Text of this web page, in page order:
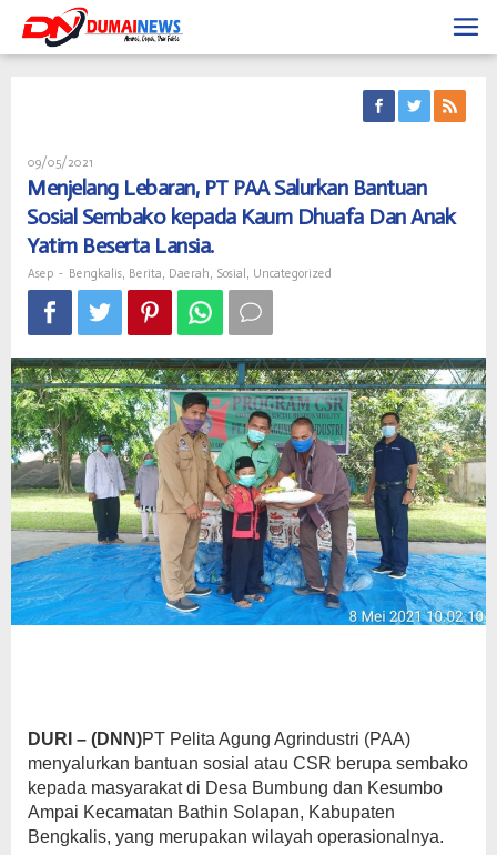
09/05/2021
Menjelang Lebaran, PT PAA Salurkan Bantuan
Sosial Sembako kepada Kaum Dhuafa Dan Anak
Yatim Beserta Lansia.
Asep - Bengkalis Berita Daerah Sosial Uncategorized
DURI – (DNN)PT Pelita Agung Agrindustri (PAA)
menyalurkan bantuan sosial atau CSR berupa sembako
kepada masyarakat di Desa Bumbung dan Kesumbo
Ampai Kecamatan Bathin Solapan, Kabupaten
Bengkalis, yang merupakan wilayah operasionalnya.